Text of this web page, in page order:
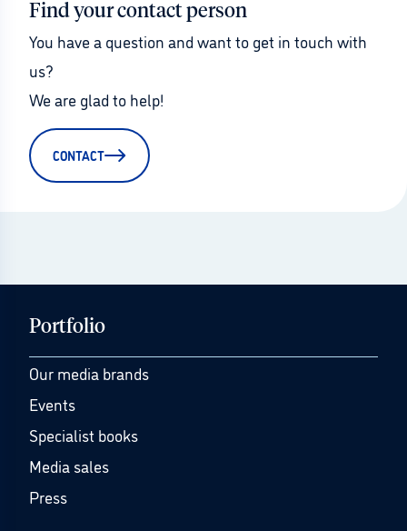
Find your contact person
You have a question and want to get in touch with
us?
We are glad to help!
CONTACT
Portfolio
Our media brands
Events
Specialist books
Media sales
Press